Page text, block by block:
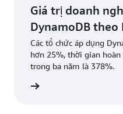
Giá trị doanh
DynamoDB theo
Các tổ chức áp dụng
hơn 25%, thời gian
trong ba năm là 378%.